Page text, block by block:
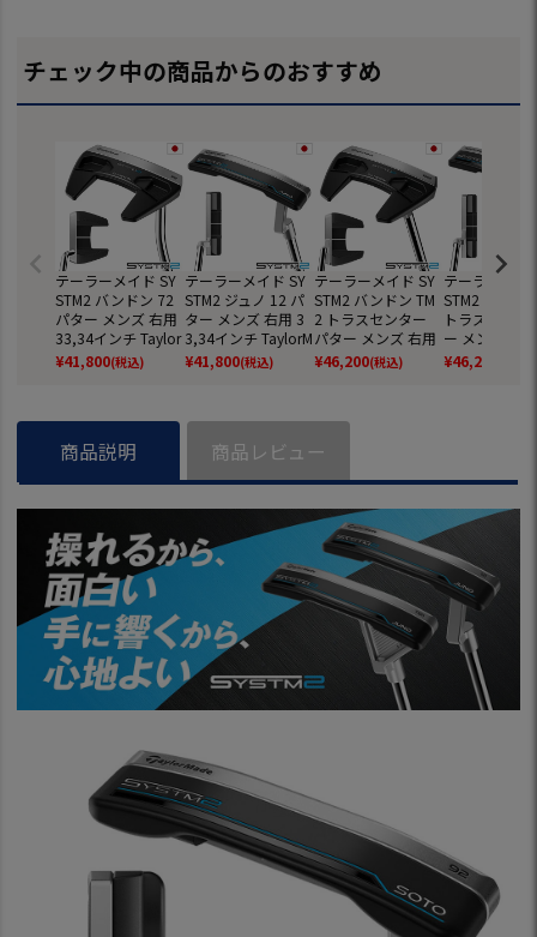
チェック中の商品からのおすすめ
テーラーメイド SY
STM2 バンドン 72
パター メンズ 右用
33,34インチ Taylor
Made 2026年モデ
ル 日本正規品 ゴル
¥41,800(税込)
テーラーメイド SY
STM2 ジュノ 12 パ
ター メンズ 右用 3
3,34インチ TaylorM
ade 2026年モデル
日本正規品 ゴルフ
¥41,800(税込)
テーラーメイド SY
STM2 バンドン TM
2 トラスセンター
パター メンズ 右用
33,34インチ Taylor
Made 2026年モデ
¥46,200(税込)
テーラーメイ
STM2 ジュノ
トラスヒール
ー メンズ 右
4インチ
e 2026年モデ
¥46,200
商品説明 商品レビュー